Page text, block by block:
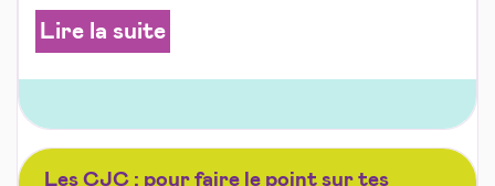
Lire la suite
Les CJC : pour faire le point sur tes